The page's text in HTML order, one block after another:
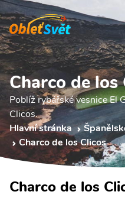
Charco de los
Poblíž rybářské vesnice El
Clicos.
Hlavní stránka
Charco de los Clicos
Charco de los